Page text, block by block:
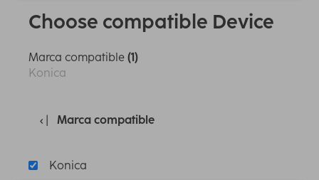
Choose compatible Device
Marca compatible (1)
Konica
Marca compatible
Konica